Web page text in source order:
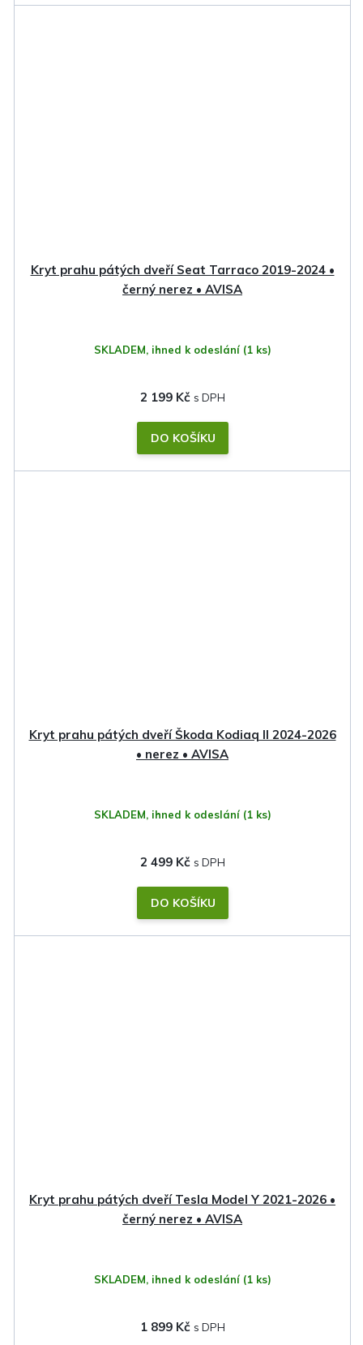
Kryt prahu pátých dveří Seat Tarraco 2019-2024 •
černý nerez • AVISA
SKLADEM, ihned k odeslání (1 ks)
2 199 Kč
DO KOŠÍKU
Kryt prahu pátých dveří Škoda Kodiaq II 2024-2026
• nerez • AVISA
SKLADEM, ihned k odeslání (1 ks)
2 499 Kč
DO KOŠÍKU
Kryt prahu pátých dveří Tesla Model Y 2021-2026 •
černý nerez • AVISA
SKLADEM, ihned k odeslání (1 ks)
1 899 Kč